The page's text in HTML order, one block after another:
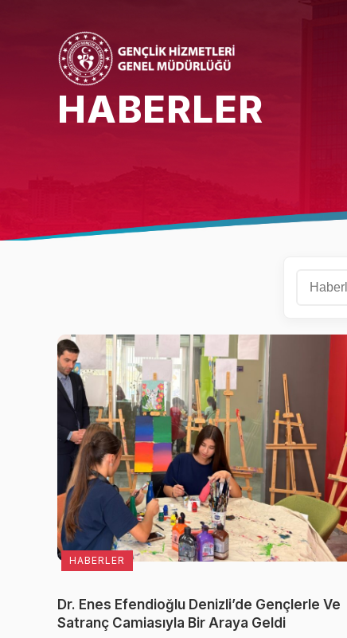
HABERLER
HABERLER
Dr. Enes Efendioğlu Denizli’de Gençlerle Ve
Satranç Camiasıyla Bir Araya Geldi